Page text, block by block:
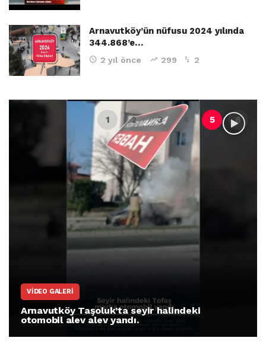
Arnavutköy’ün nüfusu 2024 yılında
344.868’e…
2 yıl önce 299 2
VIDEO GALERI
Arnavutköy Taşoluk’ta seyir halindeki
otomobil alev alev yandı.